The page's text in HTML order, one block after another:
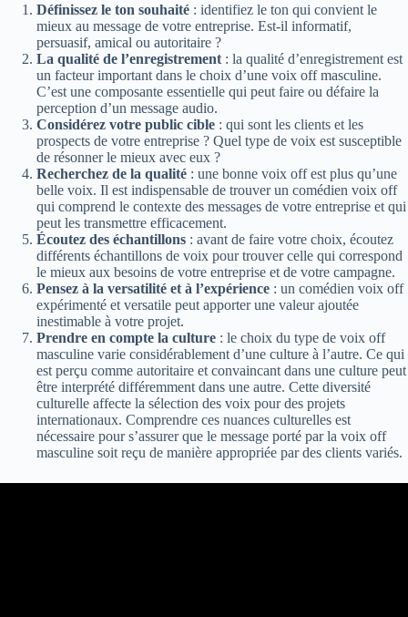
Définissez le ton souhaité : identifiez le ton qui convient le
mieux au message de votre entreprise. Est-il informatif,
persuasif, amical ou autoritaire ?
La qualité de l’enregistrement : la qualité d’enregistrement est
un facteur important dans le choix d’une voix off masculine.
C’est une composante essentielle qui peut faire ou défaire la
perception d’un message audio.
Considérez votre public cible : qui sont les clients et les
prospects de votre entreprise ? Quel type de voix est susceptible
de résonner le mieux avec eux ?
Recherchez de la qualité : une bonne voix off est plus qu’une
belle voix. Il est indispensable de trouver un comédien voix off
qui comprend le contexte des messages de votre entreprise et qui
peut les transmettre efficacement.
Écoutez des échantillons : avant de faire votre choix, écoutez
différents échantillons de voix pour trouver celle qui correspond
le mieux aux besoins de votre entreprise et de votre campagne.
Pensez à la versatilité et à l’expérience : un comédien voix off
expérimenté et versatile peut apporter une valeur ajoutée
inestimable à votre projet.
Prendre en compte la culture : le choix du type de voix off
masculine varie considérablement d’une culture à l’autre. Ce qui
est perçu comme autoritaire et convaincant dans une culture peut
être interprété différemment dans une autre. Cette diversité
culturelle affecte la sélection des voix pour des projets
internationaux. Comprendre ces nuances culturelles est
nécessaire pour s’assurer que le message porté par la voix off
masculine soit reçu de manière appropriée par des clients variés.